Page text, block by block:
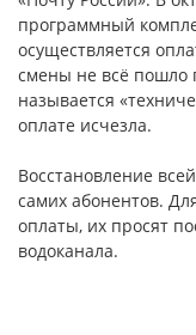
программный
осуществляется
смены не всё пошло
называется
оплате исчезла.
Восстановление
самих абонентов.
оплаты, их просят
водоканала.